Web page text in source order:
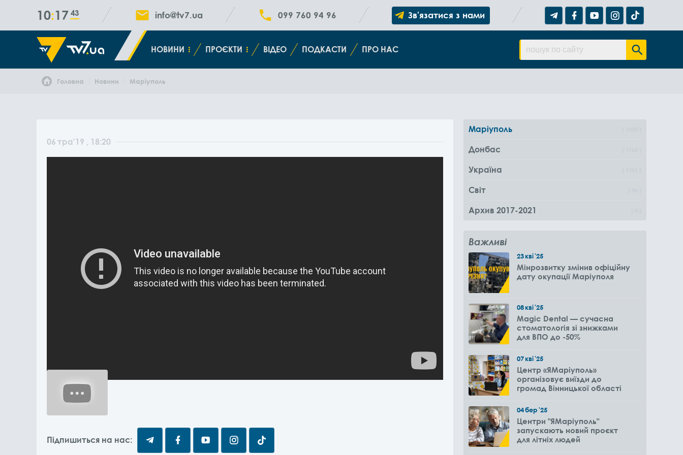
10 17 44 info@tv7.ua 099 760 94 96 Зв'язатися з нами
НОВИНИ ПРОЄКТИ ВІДЕО ПОДКАСТИ ПРО НАС
Головна Новини Маріуполь
06 тра'19 , 18:20
Підпишиться на нас:
Маріуполь
Донбас
Україна
Світ
Архив 2017-2021
Важливі
23кві'25
Мінрозвитку змінив офіційну
дату окупації Маріуполя
08кві'25
Magic Dental — сучасна
стоматологія зі знижками
для ВПО до -50%
07кві'25
Центр «ЯМаріуполь»
організовує виїзди до
громад Вінницької області
04бер'25
Центри "ЯМаріуполь"
запускають новий проєкт
для літніх людей